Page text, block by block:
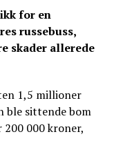
for en
russebuss,
skader allerede
1,5 millioner
ble sittende bom
000 kroner,